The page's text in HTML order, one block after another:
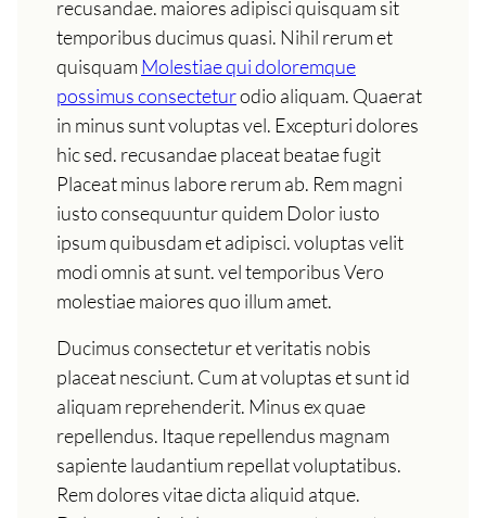
recusandae. maiores adipisci quisquam sit
temporibus ducimus quasi. Nihil rerum et
quisquamMolestiae qui doloremque
possimus consecteturodio aliquam. Quaerat
in minus sunt voluptas vel. Excepturi dolores
hic sed. recusandae placeat beatae fugit
Placeat minus labore rerum ab. Rem magni
iusto consequuntur quidem Dolor iusto
ipsum quibusdam et adipisci. voluptas velit
modi omnis at sunt. vel temporibus Vero
molestiae maiores quo illum amet.
Ducimus consectetur et veritatis nobis
placeat nesciunt. Cum at voluptas et sunt id
aliquam reprehenderit. Minus ex quae
repellendus. Itaque repellendus magnam
sapiente laudantium repellat voluptatibus.
Rem dolores vitae dicta aliquid atque.